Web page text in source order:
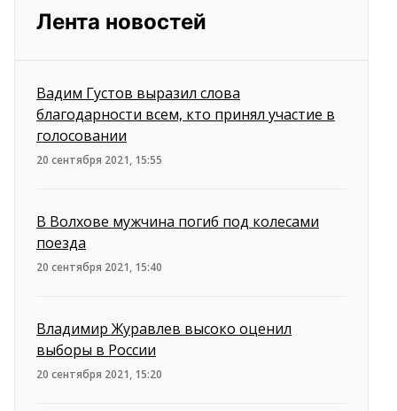
Лента новостей
Вадим Густов выразил слова
благодарности всем, кто принял участие в
голосовании
20 сентября 2021, 15:55
В Волхове мужчина погиб под колесами
поезда
20 сентября 2021, 15:40
Владимир Журавлев высоко оценил
выборы в России
20 сентября 2021, 15:20